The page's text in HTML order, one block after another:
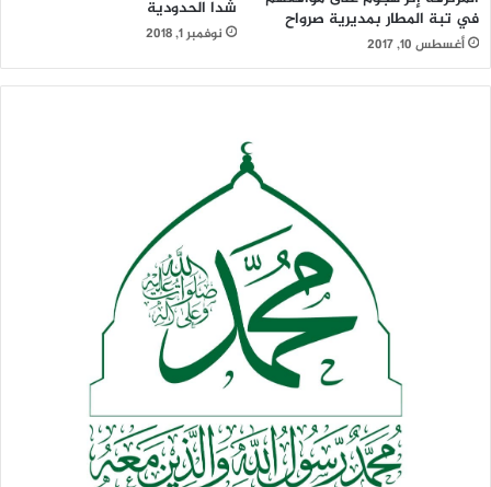
في تبة المطار بمديرية صرواح
أغسطس 10, 2017
شدا الحدودية
نوفمبر 1, 2018